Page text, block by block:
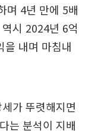
며 4년 만에 5배
시 2024년 6억
을 내며 마침내
가 뚜렷해지면
는 분석이 지배